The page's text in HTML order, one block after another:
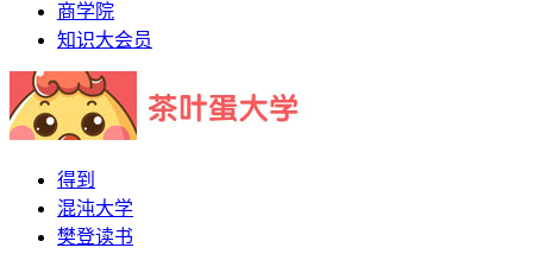
商学院
知识大会员
得到
混沌大学
樊登读书